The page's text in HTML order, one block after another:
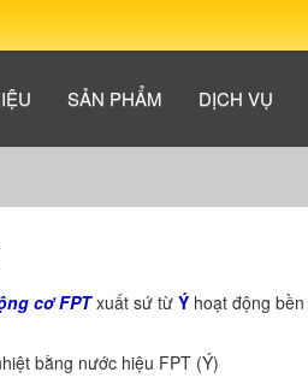
SẢN PHẨM DỊCH VỤ
cơ FPT xuất sứ từ Ýhoạt động
bằng nước hiệu FPT (Ý)